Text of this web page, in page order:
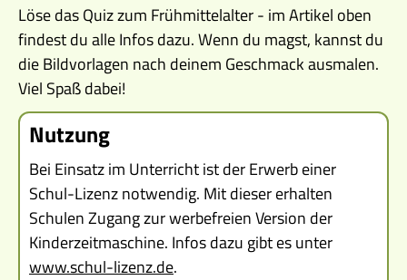
Löse das Quiz zum Frühmittelalter - im Artikel oben
findest du alle Infos dazu. Wenn du magst, kannst du
die Bildvorlagen nach deinem Geschmack ausmalen.
Viel Spaß dabei!
Nutzung
Bei Einsatz im Unterricht ist der Erwerb einer
Schul-Lizenz notwendig. Mit dieser erhalten
Schulen Zugang zur werbefreien Version der
Kinderzeitmaschine. Infos dazu gibt es unter
www.schul-lizenz.de.